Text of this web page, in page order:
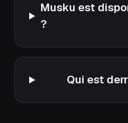
Musku est
?
Qui est